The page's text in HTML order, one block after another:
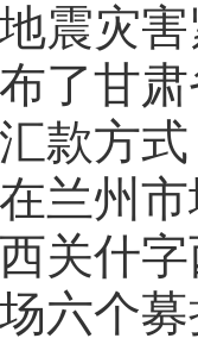
震灾
了甘
款方
兰州
关什
六个